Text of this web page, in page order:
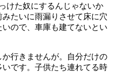
けた奴にするんじゃないか
たいに雨漏りさせて床に穴
ので、車庫も建てないとい
行きませんが。自分だけの
です。子供たち連れてる時